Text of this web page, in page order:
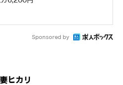
Sponsored by
ヒカリ